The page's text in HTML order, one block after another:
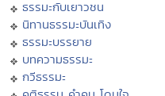
ธรรมะกับเยาวชน
นิทานธรรมะบันเทิง
ธรรมะบรรยาย
บทความธรรมะ
กวีธรรมะ